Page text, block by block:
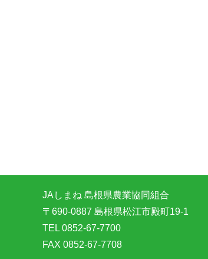
JAしまね 島根県農業協同組合
〒690-0887 島根県松江市殿町19-1
TEL 0852-67-7700
FAX 0852-67-7708